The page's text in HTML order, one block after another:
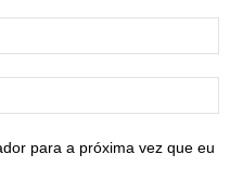
para a próxima vez que eu